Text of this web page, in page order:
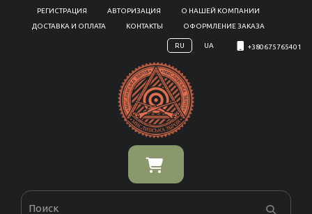
РЕГИСТРАЦИЯ АВТОРИЗАЦИЯ
О НАШЕЙ КОМПАНИИ
ДОСТАВКА И ОПЛАТА
КОНТАКТЫ ОФОРМЛЕНИЕ ЗАКАЗА
RU UA +380675765401